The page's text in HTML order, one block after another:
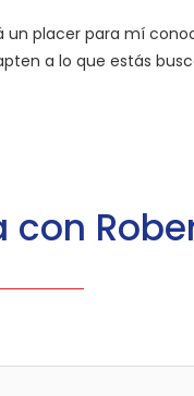
un placer para mí
a lo que estás
con